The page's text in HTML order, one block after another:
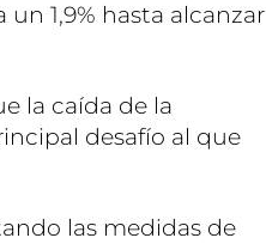
1,9% hasta alcanzar
la caída de la
desafío al que
las medidas de